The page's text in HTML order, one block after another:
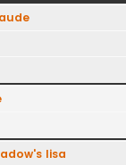
e
lisa